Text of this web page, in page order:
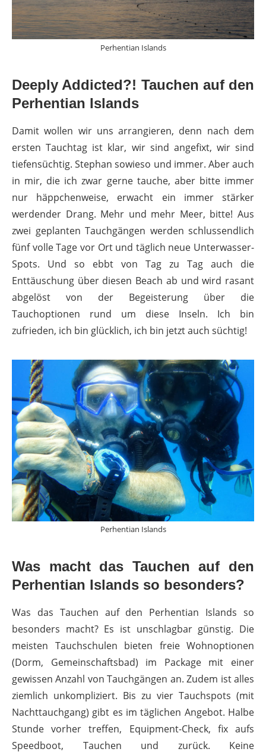
Perhentian Islands
Deeply Addicted?! Tauchen auf den
Perhentian Islands
Damit wollen wir uns arrangieren, denn nach dem
ersten Tauchtag ist klar, wir sind angefixt, wir sind
tiefensüchtig. Stephan sowieso und immer. Aber auch
in mir, die ich zwar gerne tauche, aber bitte immer
nur häppchenweise, erwacht ein immer stärker
werdender Drang. Mehr und mehr Meer, bitte! Aus
zwei geplanten Tauchgängen werden schlussendlich
fünf volle Tage vor Ort und täglich neue Unterwasser-
Spots. Und so ebbt von Tag zu Tag auch die
Enttäuschung über diesen Beach ab und wird rasant
abgelöst von der Begeisterung über die
Tauchoptionen rund um diese Inseln. Ich bin
zufrieden, ich bin glücklich, ich bin jetzt auch süchtig!
Perhentian Islands
Was macht das Tauchen auf den
Perhentian Islands so besonders?
Was das Tauchen auf den Perhentian Islands so
besonders macht? Es ist unschlagbar günstig. Die
meisten Tauchschulen bieten freie Wohnoptionen
(Dorm, Gemeinschaftsbad) im Package mit einer
gewissen Anzahl von Tauchgängen an. Zudem ist alles
ziemlich unkompliziert. Bis zu vier Tauchspots (mit
Nachttauchgang) gibt es im täglichen Angebot. Halbe
Stunde vorher treffen, Equipment-Check, fix aufs
Speedboot, Tauchen und zurück. Keine